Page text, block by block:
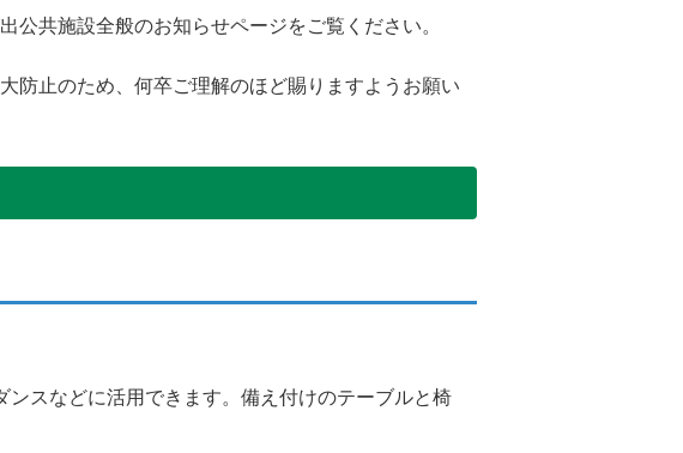
共施設全般のお知らせページをご覧ください。
防止のため、何卒ご理解のほど賜りますようお願い
スなどに活用できます。備え付けのテーブルと椅